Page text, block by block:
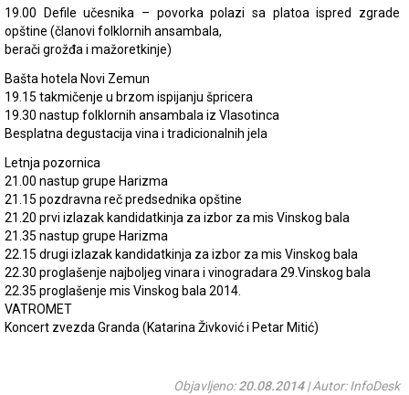
19.00 Defile učesnika – povorka polazi sa platoa ispred zgrade
opštine (članovi folklornih ansambala,
berači grožđa i mažoretkinje)
Bašta hotela Novi Zemun
19.15 takmičenje u brzom ispijanju špricera
19.30 nastup folklornih ansambala iz Vlasotinca
Besplatna degustacija vina i tradicionalnih jela
Letnja pozornica
21.00 nastup grupe Harizma
21.15 pozdravna reč predsednika opštine
21.20 prvi izlazak kandidatkinja za izbor za mis Vinskog bala
21.35 nastup grupe Harizma
22.15 drugi izlazak kandidatkinja za izbor za mis Vinskog bala
22.30 proglašenje najboljeg vinara i vinogradara 29.Vinskog bala
22.35 proglašenje mis Vinskog bala 2014.
VATROMET
Koncert zvezda Granda (Katarina Živković i Petar Mitić)
Objavljeno:20.08.2014| Autor: InfoDesk